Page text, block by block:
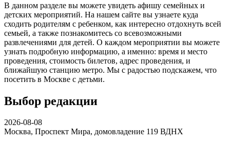
В данном разделе вы можете увидеть афишу семейных и
детских мероприятий. На нашем сайте вы узнаете куда
сходить родителям с ребенком, как интересно отдохнуть всей
семьей, а также познакомитесь со всевозможными
развлечениями для детей. О каждом мероприятии вы можете
узнать подробную информацию, а именно: время и место
проведения, стоимость билетов, адрес проведения, и
ближайшую станцию метро. Мы с радостью подскажем, что
посетить в Москве с детьми.
Выбор редакции
2026-08-08
Москва, Проспект Мира, домовладение 119 ВДНХ